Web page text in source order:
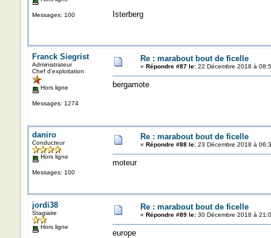
Messages: 100 Isterberg
Franck Siegrist
Administrateur
Chef d'exploitation
Hors ligne
Messages: 1274
Re : marabout bout de ficelle
« Répondre #87 le:22 Décembre 2018 à
bergamote
daniro
Conducteur
Hors ligne
Messages: 100
Re : marabout bout de ficelle
« Répondre #88 le:23 Décembre 2018 à
moteur
jordi38
Stagiaire
Hors ligne
Re : marabout bout de ficelle
« Répondre #89 le:30 Décembre 2018 à
europe